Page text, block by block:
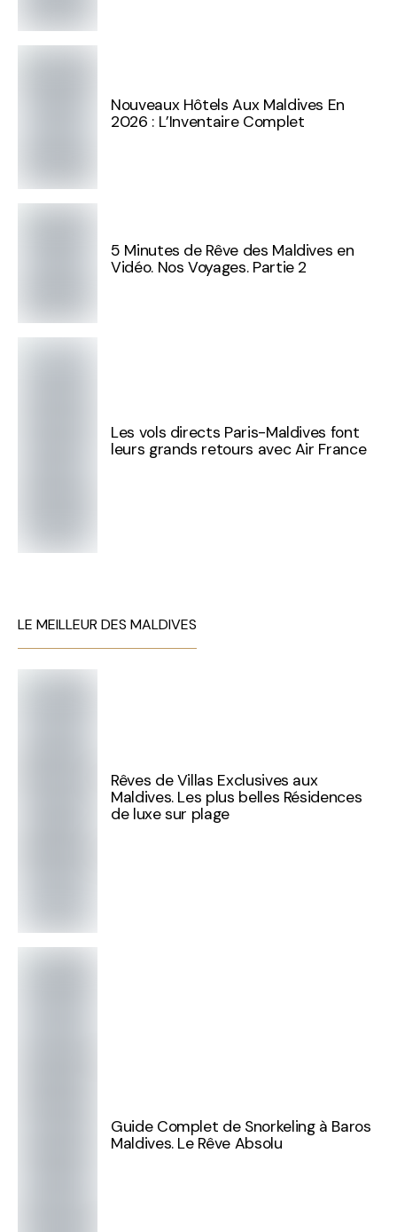
Nouveaux Hôtels Aux Maldives En
2026 : L’Inventaire Complet
5 Minutes de Rêve des Maldives en
Vidéo. Nos Voyages. Partie 2
Les vols directs Paris-Maldives font
leurs grands retours avec Air France
LE MEILLEUR DES MALDIVES
Rêves de Villas Exclusives aux
Maldives. Les plus belles Résidences
de luxe sur plage
Guide Complet de Snorkeling à Baros
Maldives. Le Rêve Absolu